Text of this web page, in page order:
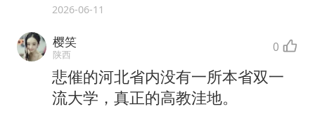
2026-06-11
樱笑
陕西 0
悲催的河北省内没有一所本省双一
流大学，真正的高教洼地。